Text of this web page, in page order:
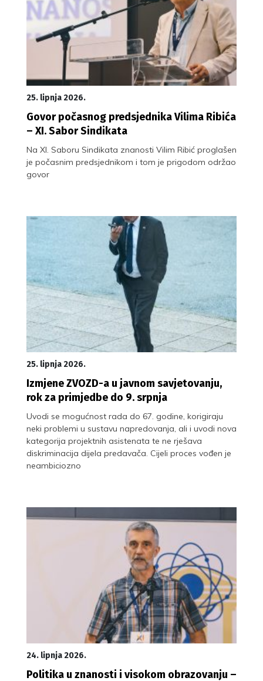
25. lipnja 2026.
Govor počasnog predsjednika Vilima Ribića
– XI. Sabor Sindikata
Na XI. Saboru Sindikata znanosti Vilim Ribić proglašen
je počasnim predsjednikom i tom je prigodom održao
govor
25. lipnja 2026.
Izmjene ZVOZD-a u javnom savjetovanju,
rok za primjedbe do 9. srpnja
Uvodi se mogućnost rada do 67. godine, korigiraju
neki problemi u sustavu napredovanja, ali i uvodi nova
kategorija projektnih asistenata te ne rješava
diskriminacija dijela predavača. Cijeli proces vođen je
neambiciozno
24. lipnja 2026.
Politika u znanosti i visokom obrazovanju –